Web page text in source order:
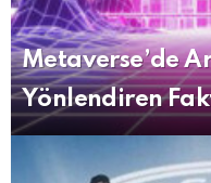
Metaverse’de
Yönlendiren